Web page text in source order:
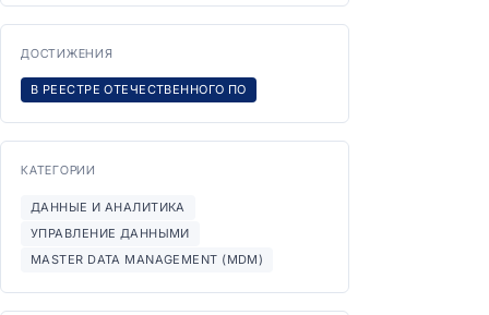
ДОСТИЖЕНИЯ
В РЕЕСТРЕ ОТЕЧЕСТВЕННОГО ПО
КАТЕГОРИИ
ДАННЫЕ И АНАЛИТИКА
УПРАВЛЕНИЕ ДАННЫМИ
MASTER DATA MANAGEMENT (MDM)